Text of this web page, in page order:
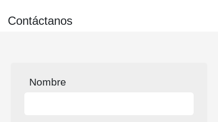
Contáctanos
Nombre